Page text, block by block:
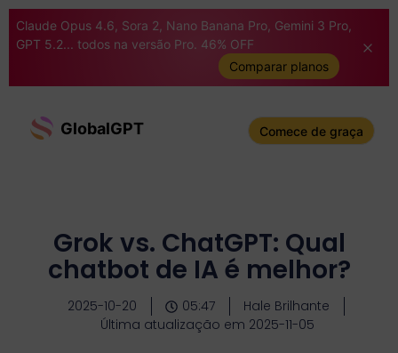
Claude Opus 4.6, Sora 2, Nano Banana Pro, Gemini 3 Pro,
GPT 5.2... todos na versão Pro. 46% OFF
Comparar planos
GlobalGPT Comece de graça
Grok vs. ChatGPT: Qual
chatbot de IA é melhor?
2025-10-20 05:47
Hale Brilhante
Última atualização em 2025-11-05